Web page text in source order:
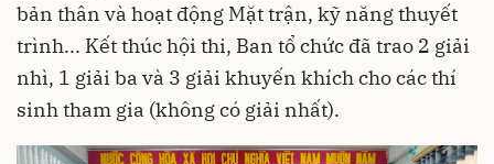
bản thân và hoạt động Mặt trận, kỹ năng thuyết
trình... Kết thúc hội thi, Ban tổ chức đã trao 2 giải
nhì, 1 giải ba và 3 giải khuyến khích cho các thí
sinh tham gia (không có giải nhất).